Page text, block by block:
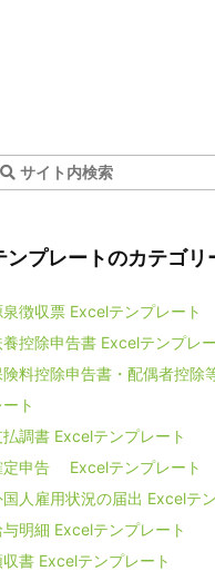
ンプレートのカテゴリ
泉徴収票 Excelテンプレート
養控除申告書 Excelテンプレ
険料控除申告書・配偶者控除
ート
払調書 Excelテンプレート
定申告 Excelテンプレート
国人雇用状況の届出 Excelテ
与明細 Excelテンプレート
収書 Excelテンプレート